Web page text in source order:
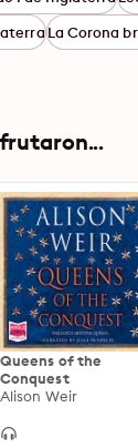
La Corona
Queens of the
Conquest
Alison Weir